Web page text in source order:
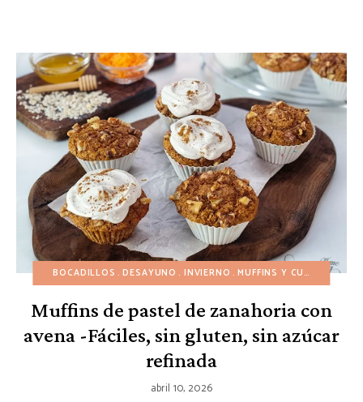
BOCADILLOS DESAYUNO INVIERNO MUFFINS Y CUPCAKES
Muffins de pastel de zanahoria con
avena -Fáciles, sin gluten, sin azúcar
refinada
abril 10, 2026